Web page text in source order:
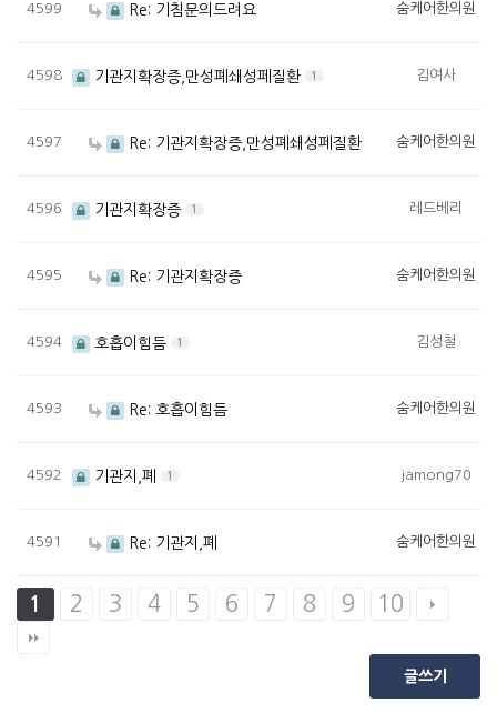
4599 Re: 기침문의드려요 숨케어한의원
4598 기관지확장증,만성폐쇄성페질환 1 김여사
4597 Re: 기관지확장증,만성폐쇄성페질환 숨케어한의원
4596 기관지확장증 1 레드베리
4595 Re: 기관지확장증 숨케어한의원
4594 호흡이힘듬 1 김성철
4593 Re: 호흡이힘듬 숨케어한의원
4592 기관지,폐 1 jamong70
4591 Re: 기관지,폐 숨케어한의원
1 2 3 4 5 6 7 8 9 10
글쓰기